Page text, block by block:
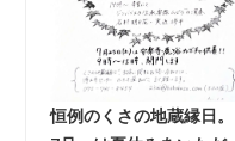
恒例のくさの地蔵縁日。